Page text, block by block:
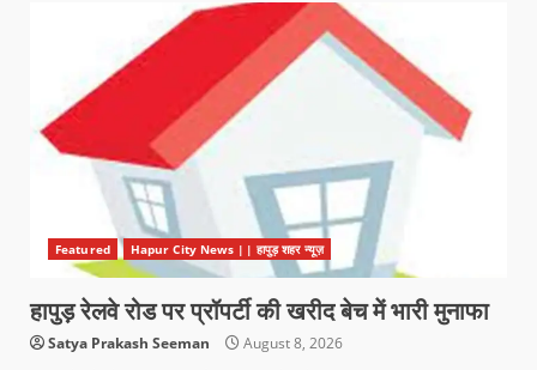
Featured Hapur City News || हापुड़ शहर न्यूज़
हापुड़ रेलवे रोड पर प्रॉपर्टी की खरीद बेच में भारी मुनाफा
Satya Prakash Seeman August 8, 2026